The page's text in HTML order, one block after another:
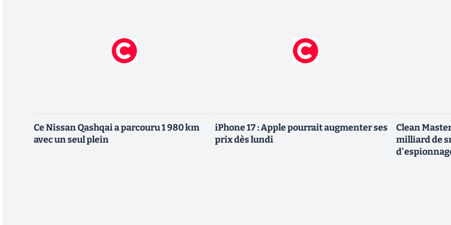
Ce Nissan Qashqai a parcouru 1 980 km
avec un seul plein
iPhone 17 : Apple pourrait augmenter ses
prix dès lundi
Clean
milliard de